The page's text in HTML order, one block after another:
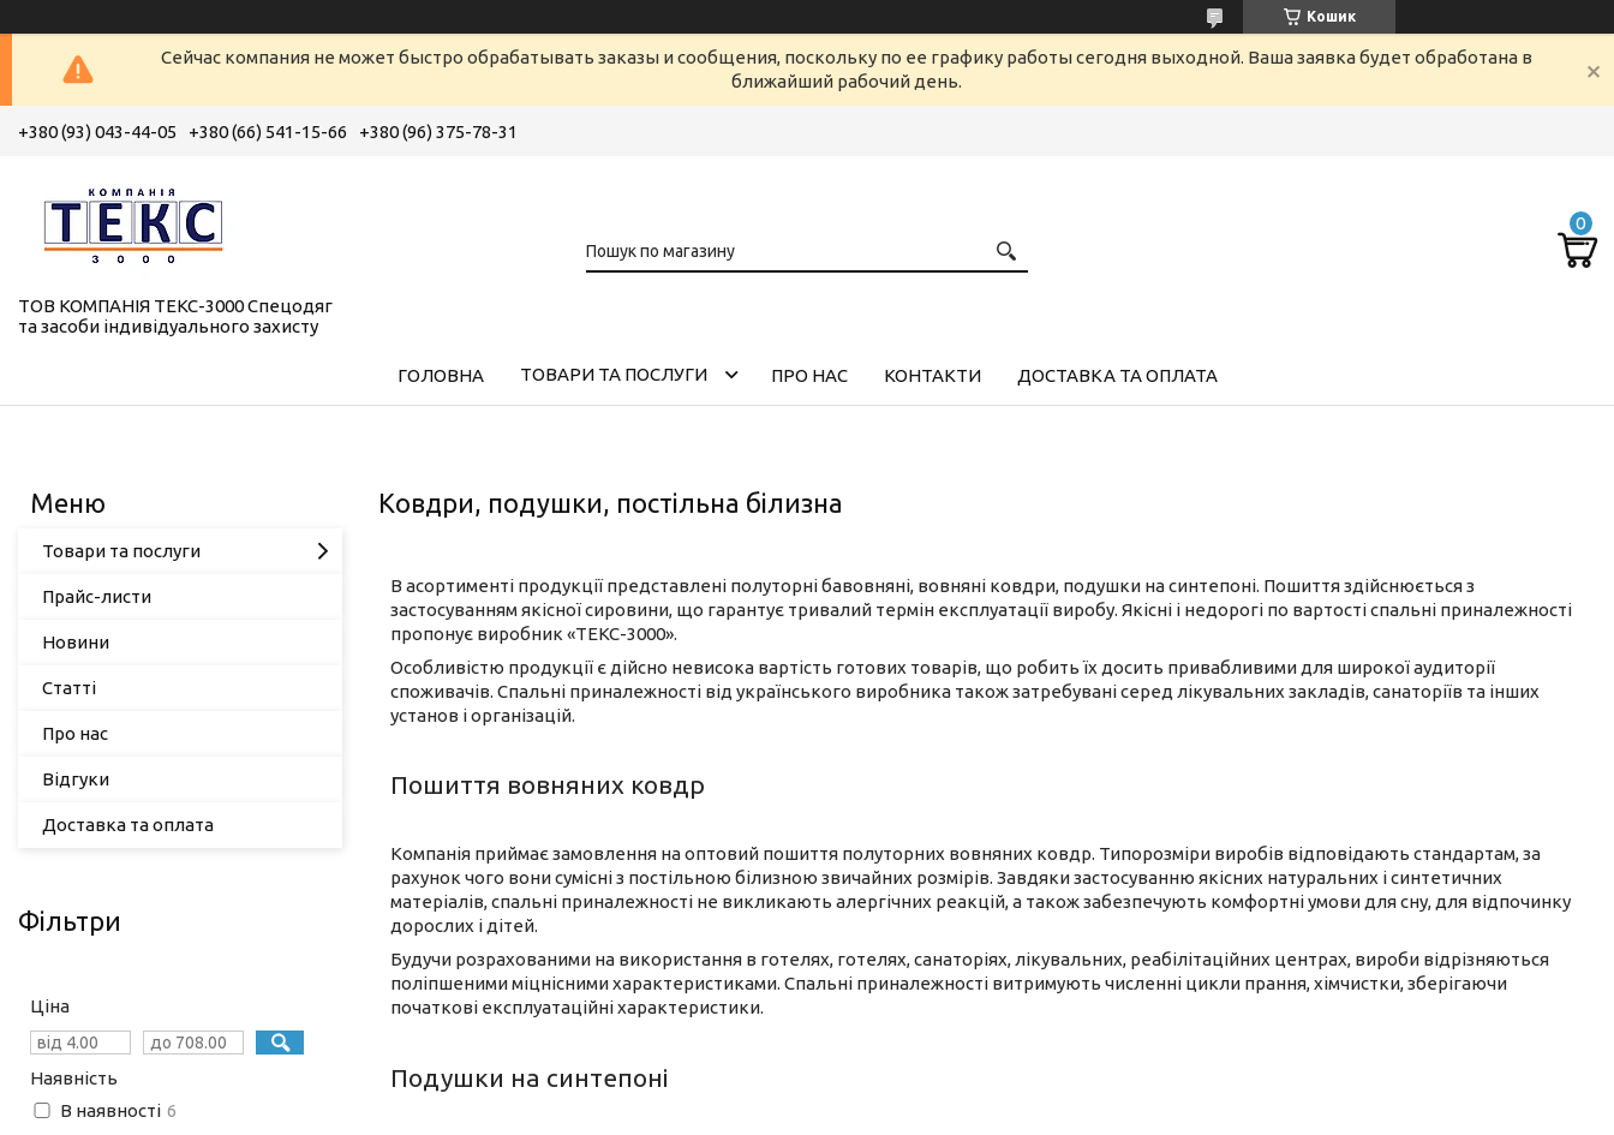
Кошик
Сейчас компания не может быстро обрабатывать заказы и сообщения, поскольку по ее графику работы сегодня выходной. Ваша заявка будет обработана в
ближайший рабочий день.
+380 (93) 043-44-05 +380 (66) 541-15-66 +380 (96) 375-78-31
ТОВ КОМПАНІЯ ТЕКС-3000 Спецодяг
та засоби індивідуального захисту
ГОЛОВНА ТОВАРИ ТА ПОСЛУГИ ПРО НАС КОНТАКТИ ДОСТАВКА ТА ОПЛАТА
Ковдри, подушки, постільна білизна
В асортименті продукції представлені полуторні бавовняні, вовняні ковдри, подушки на синтепоні. Пошиття здійснюється з
застосуванням якісної сировини, що гарантує тривалий термін експлуатації виробу. Якісні і недорогі по вартості спальні приналежності
пропонує виробник «ТЕКС-3000».
Особливістю продукції є дійсно невисока вартість готових товарів, що робить їх досить привабливими для широкої аудиторії
споживачів. Спальні приналежності від українського виробника також затребувані серед лікувальних закладів, санаторіїв та інших
установ і організацій.
Пошиття вовняних ковдр
Компанія приймає замовлення на оптовий пошиття полуторних вовняних ковдр. Типорозміри виробів відповідають стандартам, за
рахунок чого вони сумісні з постільною білизною звичайних розмірів. Завдяки застосуванню якісних натуральних і синтетичних
матеріалів, спальні приналежності не викликають алергічних реакцій, а також забезпечують комфортні умови для сну, для відпочинку
дорослих і дітей.
Будучи розрахованими на використання в готелях, готелях, санаторіях, лікувальних, реабілітаційних центрах, вироби відрізняються
поліпшеними міцнісними характеристиками. Спальні приналежності витримують численні цикли прання, хімчистки, зберігаючи
початкові експлуатаційні характеристики.
Подушки на синтепоні
Товари та послуги
Прайс-листи
Новини
Статті
Про нас
Відгуки
Доставка та оплата
Фільтри
Ціна
Наявність
В наявності 6